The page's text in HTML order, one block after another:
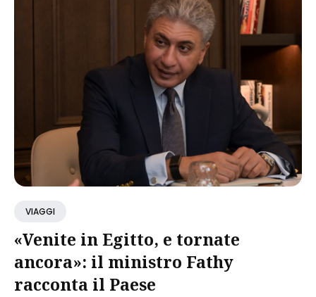
VIAGGI
«Venite in Egitto, e tornate
ancora»: il ministro Fathy
racconta il Paese